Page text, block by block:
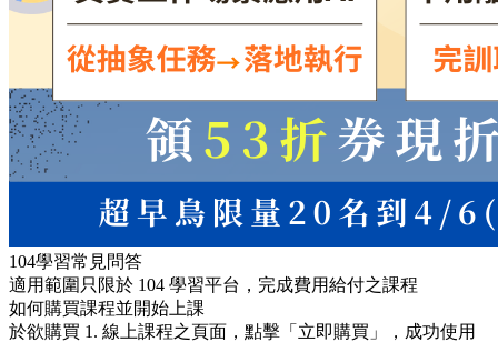
104學習常見問答
適用範圍只限於 104 學習平台，完成費用給付之課程
如何購買課程並開始上課
於欲購買 1. 線上課程之頁面，點擊「立即購買」，成功使用